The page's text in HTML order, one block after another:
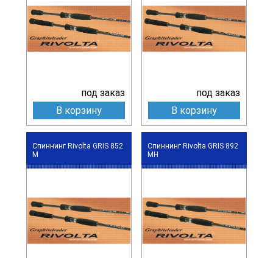
под заказ
В корзину
под заказ
В корзину
Спиннинг Rivolta GRIS 852
M
Спиннинг Rivolta GRIS 892
MH